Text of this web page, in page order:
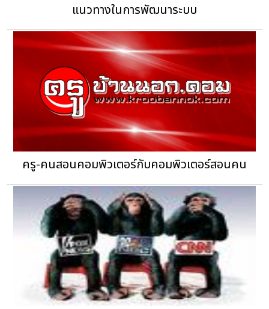
แนวทางในการพัฒนาระบบ
ครู-คนสอนคอมพิวเตอร์กับคอมพิวเตอร์สอนคน